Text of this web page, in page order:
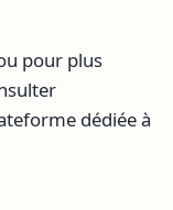
pour plus
dédiée à